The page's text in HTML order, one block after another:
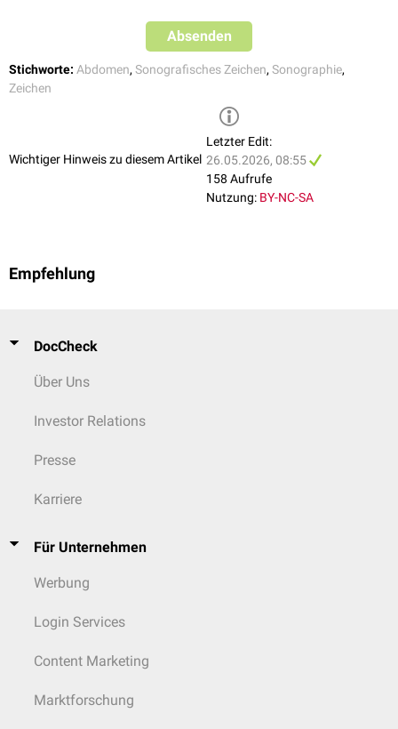
Absenden
Stichworte: Abdomen, Sonografisches Zeichen, Sonographie,
Zeichen
Wichtiger Hinweis zu diesem Artikel
Letzter Edit:
26.05.2026, 08:55
158 Aufrufe
Nutzung: BY-NC-SA
Empfehlung
DocCheck
Über Uns
Investor Relations
Presse
Karriere
Für Unternehmen
Werbung
Login Services
Content Marketing
Marktforschung